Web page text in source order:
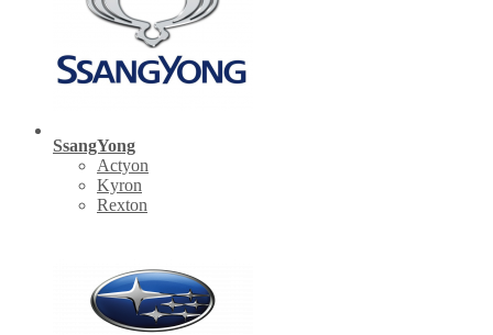
SsangYong
Actyon
Kyron
Rexton